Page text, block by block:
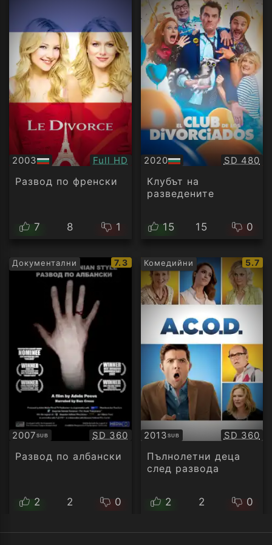
2003
БГ
аудио
Качество:
Full HD
Развод по френски
7 8 1
2020
БГ
аудио
SD 480
Клубът на
разведените
15 15 0
Документални
IMDb
рейтинг:
7.3
2007SUB
Субтитри Качество:
SD 360
Развод по албански
2 2 0
Комедийни
IMDb
5.7
2013SUB
Субтитри SD 360
Пълнолетни деца
след развода
2 2 0